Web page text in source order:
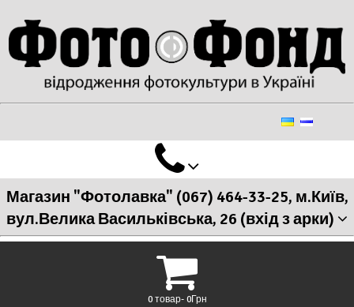
Магазин "Фотолавка" (067) 464-33-25, м.Київ,
вул.Велика Васильківська, 26 (вхід з арки)
0 товар- 0Грн